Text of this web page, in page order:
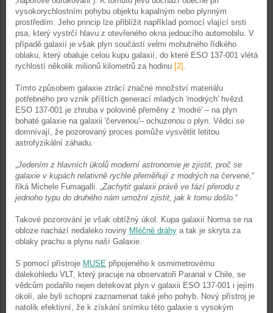
vysokorychlostním pohybu objektu kapalným nebo plynným
prostředím. Jeho princip lze přiblížit například pomocí vlající srsti
psa, který vystrčí hlavu z otevřeného okna jedoucího automobilu. V
případě galaxií je však plyn součástí velmi mohutného řídkého
oblaku, který obaluje celou kupu galaxií, do které ESO 137-001 vlétá
rychlostí několik milionů kilometrů za hodinu [2] .
Tímto způsobem galaxie ztrácí značné množství materiálu
potřebného pro vznik příštích generací mladých 'modrých' hvězd.
ESO 137-001 je zhruba v polovině přeměny z 'modré' – na plyn
bohaté galaxie na galaxii 'červenou'– ochuzenou o plyn. Vědci se
domnívají, že pozorovaný proces pomůže vysvětlit letitou
astrofyzikální záhadu.
„Jedením z hlavních úkolů moderní astronomie je zjistit, proč se
galaxie v kupách relativně rychle přeměňují z modrých na červené,“
říká Michele Fumagalli. „Zachytit galaxii právě ve fází přerodu z
jednoho typu do druhého nám umožní zjistit, jak k tomu došlo.“
Takové pozorování je však obtížný úkol. Kupa galaxií Norma se na
obloze nachází nedaleko roviny Mléčné dráhy a tak je skryta za
oblaky prachu a plynu naší Galaxie.
S pomocí přístroje MUSE připojeného k osmimetrovému
dalekohledu VLT, který pracuje na observatoři Paranal v Chile, se
vědcům podařilo nejen detekovat plyn v galaxii ESO 137-001 i jejím
okolí, ale byli schopni zaznamenat také jeho pohyb. Nový přístroj je
natolik efektivní, že k získání snímku této galaxie s vysokým